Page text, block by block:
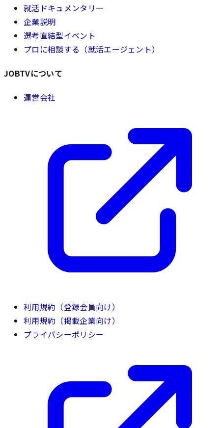
就活ドキュメンタリー
企業説明
選考直結型イベント
プロに相談する（就活エージェント）
JOBTVについて
運営会社
利用規約（登録会員向け）
利用規約（掲載企業向け）
プライバシーポリシー